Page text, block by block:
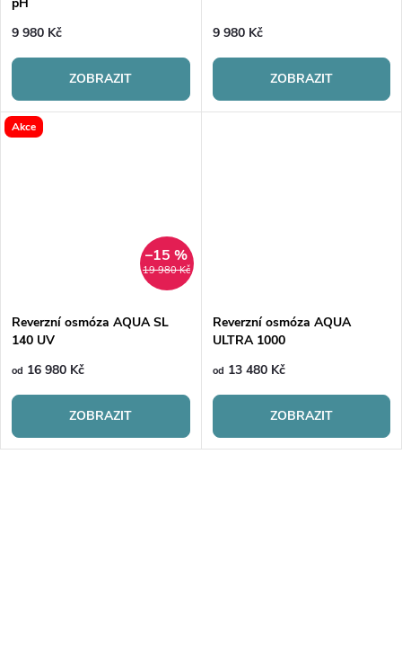
pH
9 980 Kč
ZOBRAZIT
9 980 Kč
ZOBRAZIT
Akce
19 980 Kč
–15 %
Reverzní osmóza AQUA SL
140 UV
od 16 980 Kč
ZOBRAZIT
Reverzní osmóza AQUA
ULTRA 1000
od 13 480 Kč
ZOBRAZIT